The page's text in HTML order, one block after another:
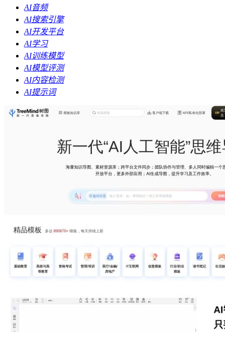
AI音频
AI搜索引擎
AI开发平台
AI学习
AI训练模型
AI模型评测
AI内容检测
AI提示词